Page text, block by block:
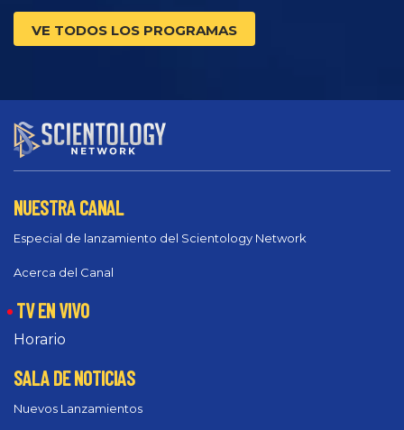
VE TODOS LOS PROGRAMAS
NUESTRA CANAL
Especial de lanzamiento del Scientology Network
Acerca del Canal
TV EN VIVO
Horario
SALA DE NOTICIAS
Nuevos Lanzamientos